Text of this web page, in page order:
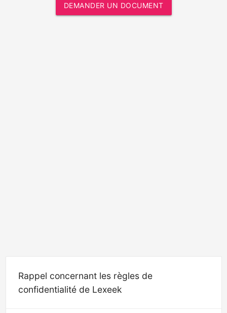
DEMANDER UN DOCUMENT
Rappel concernant les règles de
confidentialité de Lexeek